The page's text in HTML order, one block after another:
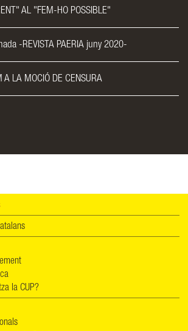
AL "FEM-HO POSSIBLE"
-REVISTA PAERIA juny 2020-
A LA MOCIÓ DE CENSURA
la CUP?